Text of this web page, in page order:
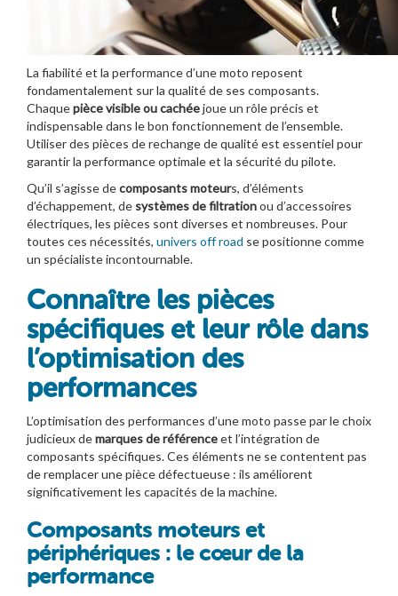
La fiabilité et la performance d’une moto reposent
fondamentalement sur la qualité de ses composants.
Chaquepièce visible ou cachéejoue un rôle précis et
indispensable dans le bon fonctionnement de l’ensemble.
Utiliser des pièces de rechange de qualité est essentiel pour
garantir la performance optimale et la sécurité du pilote.
Qu’il s’agisse decomposants moteurs, d’éléments
d’échappement, de systèmes de filtrationou d’accessoires
électriques, les pièces sont diverses et nombreuses. Pour
toutes ces nécessités, univers off road se positionne comme
un spécialiste incontournable.
Connaître les pièces
spécifiques et leur rôle dans
l’optimisation des
performances
L’optimisation des performances d’une moto passe par le choix
judicieux demarques de référenceet l’intégration de
composants spécifiques. Ces éléments ne se contentent pas
de remplacer une pièce défectueuse : ils améliorent
significativement les capacités de la machine.
Composants moteurs et
périphériques : le cœur de la
performance